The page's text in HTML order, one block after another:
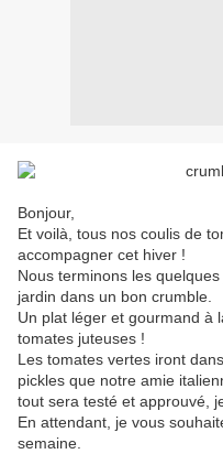
Bonjour,
Et voilà, tous nos coulis de
accompagner cet hiver !
Nous terminons les
jardin dans un bon crumble.
Un plat léger et gourmand à
tomates juteuses !
Les tomates vertes iront
pickles que notre amie
tout sera testé et approuvé,
En attendant, je vous
semaine.